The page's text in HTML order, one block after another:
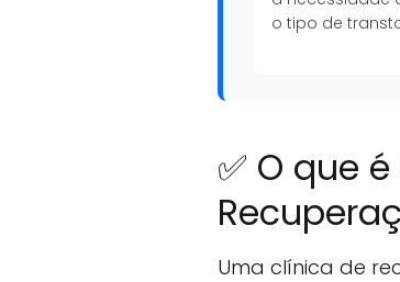
o tipo de
✅ O que
Uma clínica de